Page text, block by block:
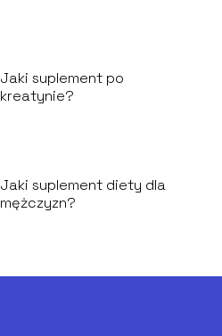
Jaki suplement po
kreatynie?
Jaki suplement diety dla
mężczyzn?